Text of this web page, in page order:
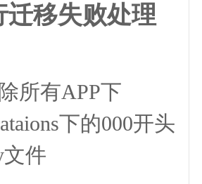
迁移失败处理
所有APP下
下的000开头
文件